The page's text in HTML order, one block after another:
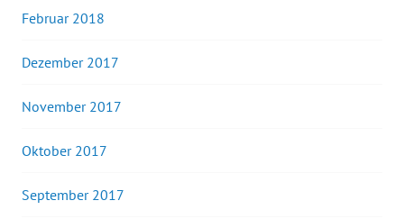
Februar 2018
Dezember 2017
November 2017
Oktober 2017
September 2017